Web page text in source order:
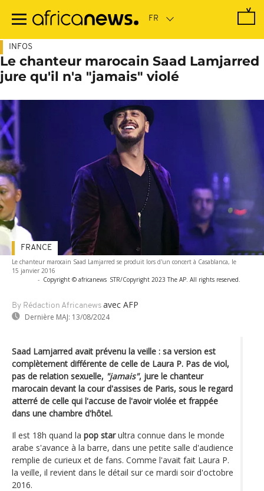
contenu
INFOS
Le chanteur marocain Saad Lamjarred
jure qu'il n'a "jamais" violé
Le chanteur marocain Saad Lamjarred se produit lors d'un concert à Casablanca, le
15 janvier 2016
- Copyright © africanews STR/Copyright 2023 The AP. All rights reserved.
By Rédaction Africanews avec AFP
Dernière MAJ: 13/08/2024
FRANCE
Saad Lamjarred avait prévenu la veille : sa version est
complètement différente de celle de Laura P. Pas de viol,
pas de relation sexuelle, "jamais", jure le chanteur
marocain devant la cour d'assises de Paris, sous le regard
atterré de celle qui l'accuse de l'avoir violée et frappée
dans une chambre d'hôtel.
Il est 18h quand la pop starultra connue dans le monde
arabe s'avance à la barre, dans une petite salle d'audience
remplie de curieux et de fans. Comme l'avait fait Laura P.
la veille, il revient dans le détail sur ce mardi soir d'octobre
2016.